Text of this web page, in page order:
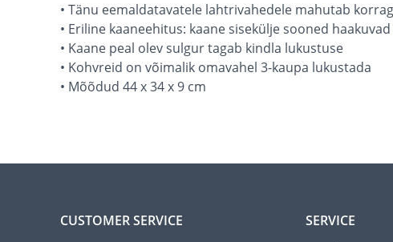
• Tänu eemaldatavatele lahtrivahedele mahutab
• Eriline kaaneehitus: kaane sisekülje sooned
• Kaane peal olev sulgur tagab kindla lukustuse
• Kohvreid on võimalik omavahel 3-kaupa lukustada
• Mõõdud 44 x 34 x 9 cm
CUSTOMER SERVICE
SERVICE